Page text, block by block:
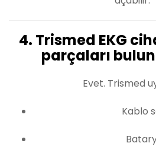
4. Trismed EKG
parçaları
Evet. Trismed
Kablo